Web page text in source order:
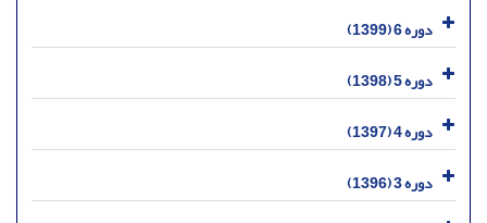
دوره 6 (1399)
دوره 5 (1398)
دوره 4 (1397)
دوره 3 (1396)